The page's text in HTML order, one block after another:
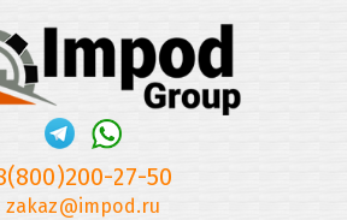
27-50
zakaz@impod.ru